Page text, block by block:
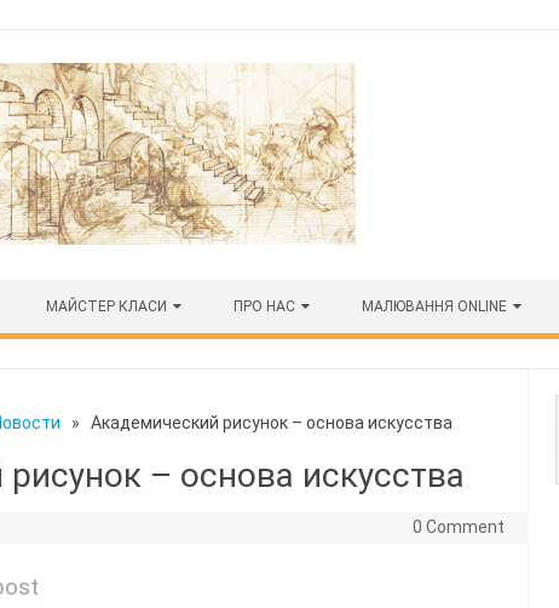
МАЙСТЕР КЛАСИ ПРО НАС МАЛЮВАННЯ ONLINE
» Академический рисунок – основа искусства
– основа искусства
0 Comment